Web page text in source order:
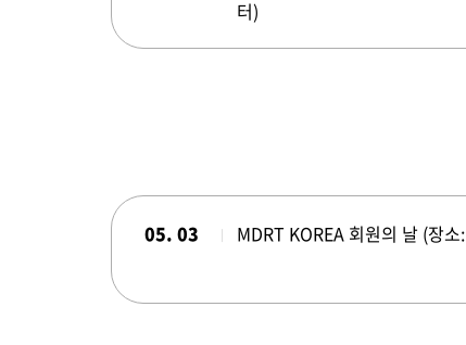
터)
05. 03 MDRT KOREA 회원의 날 (장소